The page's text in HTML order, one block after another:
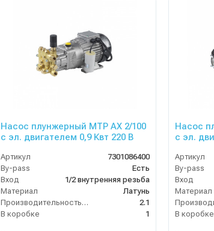
Насос плунжерный MTP AX 2/100
с эл. двигателем 0,9 Квт 220 В
Артикул
7301086400
By-pass
Есть
Вход
1/2 внутренняя резьба
Материал
Латунь
Производительность (л/мин)
2.1
В коробке
1
Насос
с эл.
Артикул
By-pass
Вход
Материал
В коробке